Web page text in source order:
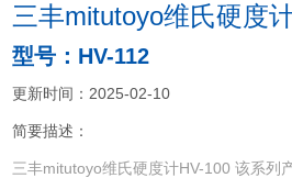
三丰mitutoyo维氏硬度
型号：HV-112
更新时间：2025-02-10
简要描述：
三丰mitutoyo维氏硬度计HV-100 该系列